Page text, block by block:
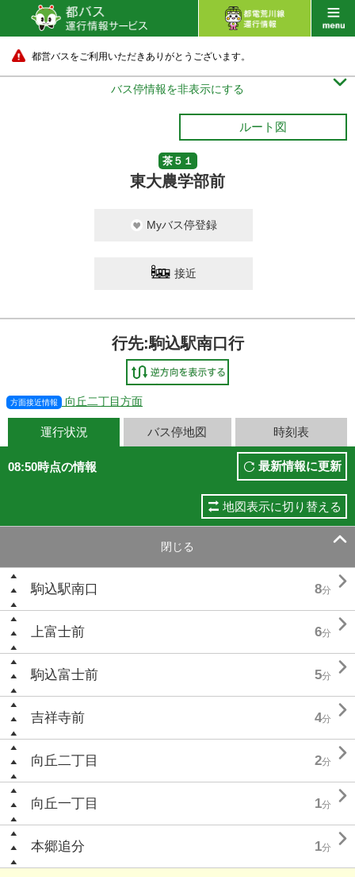
都営バスをご利用いただきありがとうございます。
バス停情報を非表示にする 
ルート図
茶５１
東大農学部前
Myバス停登録
接近
行先:駒込駅南口行
方面接近情報 向丘二丁目方面
運行状況 バス停地図 時刻表
08:50時点の情報 最新情報に更新
地図表示に切り替える
閉じる 
駒込駅南口 8分 
上富士前 6分 
駒込富士前 5分 
吉祥寺前 4分 
向丘二丁目 2分 
向丘一丁目 1分 
本郷追分 1分 